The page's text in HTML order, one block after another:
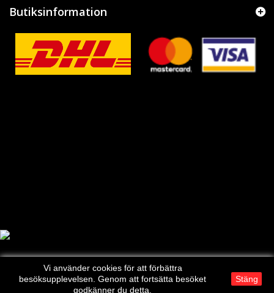
Butiksinformation
Vi använder cookies för att förbättra
besöksupplevelsen. Genom att fortsätta besöket
godkänner du detta.
Stäng